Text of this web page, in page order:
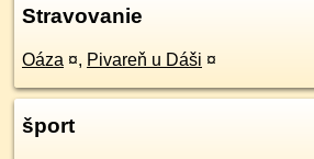
Stravovanie
Oáza ¤, Pivareň u Dáši ¤
šport